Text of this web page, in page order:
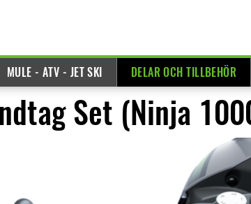
MULE - ATV - JET SKI DELAR OCH TILLBEHÖR
Set (Ninja